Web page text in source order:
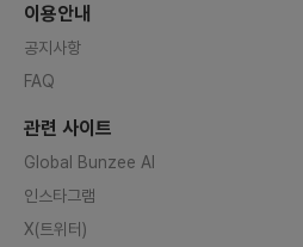
이용안내
공지사항
FAQ
관련 사이트
Global Bunzee AI
인스타그램
X(트위터)